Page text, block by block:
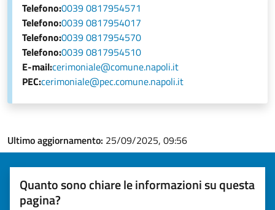
Telefono:0039 0817954571
Telefono:0039 0817954017
Telefono:0039 0817954570
Telefono:0039 0817954510
E-mail:cerimoniale@comune.napoli.it
PEC:cerimoniale@pec.comune.napoli.it
Ultimo aggiornamento: 25/09/2025, 09:56
Quanto sono chiare le informazioni su questa
pagina?